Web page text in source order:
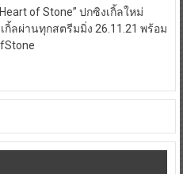
of Stone” ปกซิงเกิ้ลใหม่
กิ้ลผ่านทุกสตรีมมิ่ง 26.11.21 พร้อม